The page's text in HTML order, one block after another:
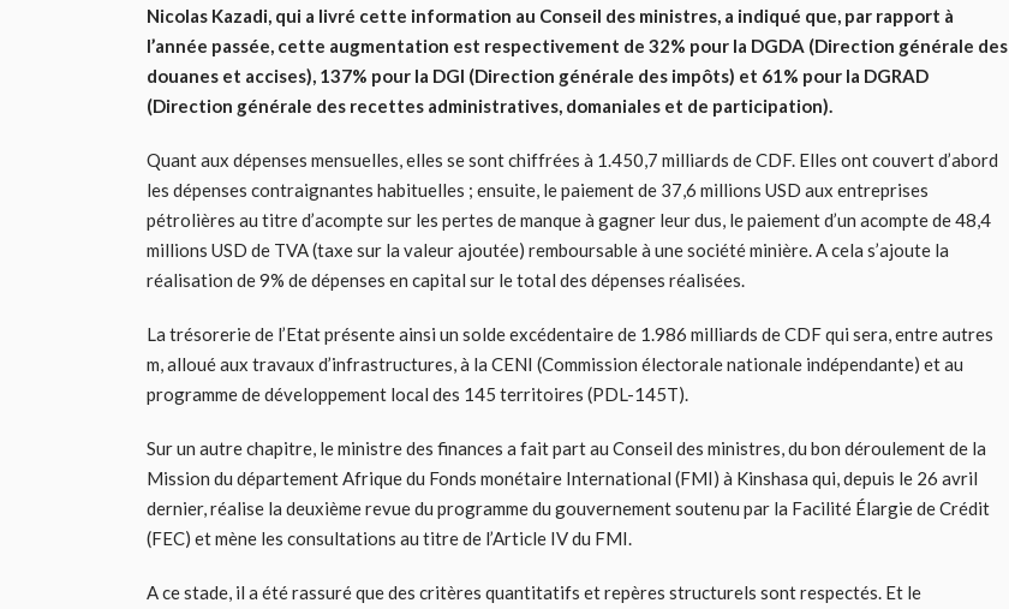
Nicolas Kazadi, qui a livré cette information au Conseil des ministres, a indiqué que, par rapport à
l’année passée, cette augmentation est respectivement de 32% pour la DGDA (Direction générale des
douanes et accises), 137% pour la DGI (Direction générale des impôts) et 61% pour la DGRAD
(Direction générale des recettes administratives, domaniales et de participation).
Quant aux dépenses mensuelles, elles se sont chiffrées à 1.450,7 milliards de CDF. Elles ont couvert d’abord
les dépenses contraignantes habituelles ; ensuite, le paiement de 37,6 millions USD aux entreprises
pétrolières au titre d’acompte sur les pertes de manque à gagner leur dus, le paiement d’un acompte de 48,4
millions USD de TVA (taxe sur la valeur ajoutée) remboursable à une société minière. A cela s’ajoute la
réalisation de 9% de dépenses en capital sur le total des dépenses réalisées.
La trésorerie de l’Etat présente ainsi un solde excédentaire de 1.986 milliards de CDF qui sera, entre autres
m, alloué aux travaux d’infrastructures, à la CENI (Commission électorale nationale indépendante) et au
programme de développement local des 145 territoires (PDL-145T).
Sur un autre chapitre, le ministre des finances a fait part au Conseil des ministres, du bon déroulement de la
Mission du département Afrique du Fonds monétaire International (FMI) à Kinshasa qui, depuis le 26 avril
dernier, réalise la deuxième revue du programme du gouvernement soutenu par la Facilité Élargie de Crédit
(FEC) et mène les consultations au titre de l’Article IV du FMI.
A ce stade, il a été rassuré que des critères quantitatifs et repères structurels sont respectés. Et le